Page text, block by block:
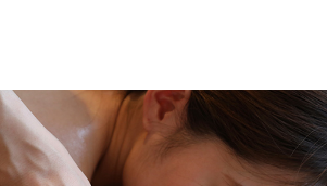
メニューを詳しく見る >